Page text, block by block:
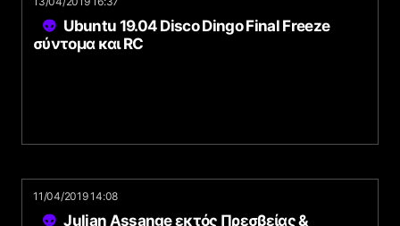
Ubuntu 19.04 Disco Dingo Final Freeze
σύντομα και RC
11/04/2019 14:08
Julian Assange εκτός Πρεσβείας &